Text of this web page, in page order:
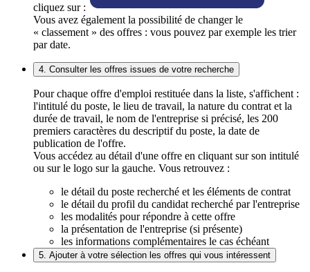
cliquez sur :
Vous avez également la possibilité de changer le
« classement » des offres : vous pouvez par exemple les trier
par date.
4. Consulter les offres issues de votre recherche
Pour chaque offre d'emploi restituée dans la liste, s'affichent :
l'intitulé du poste, le lieu de travail, la nature du contrat et la
durée de travail, le nom de l'entreprise si précisé, les 200
premiers caractères du descriptif du poste, la date de
publication de l'offre.
Vous accédez au détail d'une offre en cliquant sur son intitulé
ou sur le logo sur la gauche. Vous retrouvez :
le détail du poste recherché et les éléments de contrat
le détail du profil du candidat recherché par l'entreprise
les modalités pour répondre à cette offre
la présentation de l'entreprise (si présente)
les informations complémentaires le cas échéant
5. Ajouter à votre sélection les offres qui vous intéressent